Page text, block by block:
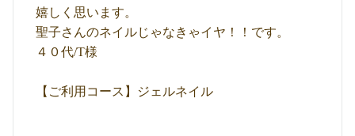
嬉しく思います。
聖子さんのネイルじゃなきゃイヤ！！です。
４０代/T様
【ご利用コース】ジェルネイル